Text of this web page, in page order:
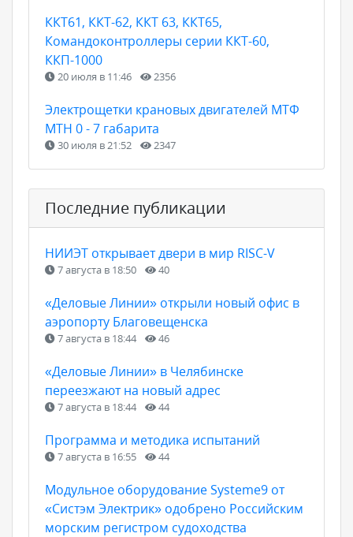
ККТ61, ККТ-62, ККТ 63, ККТ65,
Командоконтроллеры серии ККТ-60,
ККП-1000
20 июля в 11:46 2356
Электрощетки крановых двигателей МТФ
МТН 0 - 7 габарита
30 июля в 21:52 2347
Последние публикации
НИИЭТ открывает двери в мир RISC-V
7 августа в 18:50 40
«Деловые Линии» открыли новый офис в
аэропорту Благовещенска
7 августа в 18:44 46
«Деловые Линии» в Челябинске
переезжают на новый адрес
7 августа в 18:44 44
Программа и методика испытаний
7 августа в 16:55 44
Модульное оборудование Systeme9 от
«Систэм Электрик» одобрено Российским
морским регистром судоходства